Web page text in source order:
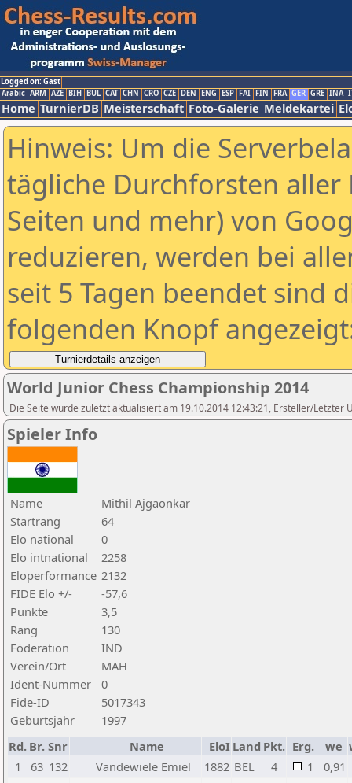
Logged on: Gast
Arabic ARM AZE BIH BUL CAT CHN CRO CZE DEN ENG ESP FAI FIN FRA GER GRE INA
Home TurnierDB Meisterschaft Foto-Galerie Meldekartei
Hinweis: Um die
tägliche Durchforsten aller
Seiten und mehr) von
reduzieren, werden bei
seit 5 Tagen beendet sind
folgenden Knopf
World Junior Chess Championship 2014
Die Seite wurde zuletzt aktualisiert am 19.10.2014 12:43:21, Ersteller/Letzter
Spieler Info
Name
Mithil Ajgaonkar
Startrang
64
Elo national
0
Elo intnational
2258
Eloperformance 2132
FIDE Elo +/-
-57,6
Punkte
3,5
Rang
130
Föderation
IND
Verein/Ort
MAH
Ident-Nummer
0
Fide-ID
5017343
Geburtsjahr
1997
Rd. Br. Snr Name EloI Land Pkt. Erg. we
1
63 132 Vandewiele Emiel 1882 BEL 4 1
0,91